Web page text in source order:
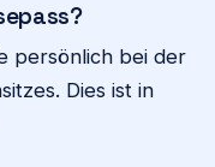
persönlich bei der
Dies ist in